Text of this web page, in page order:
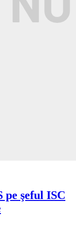
şeful ISC